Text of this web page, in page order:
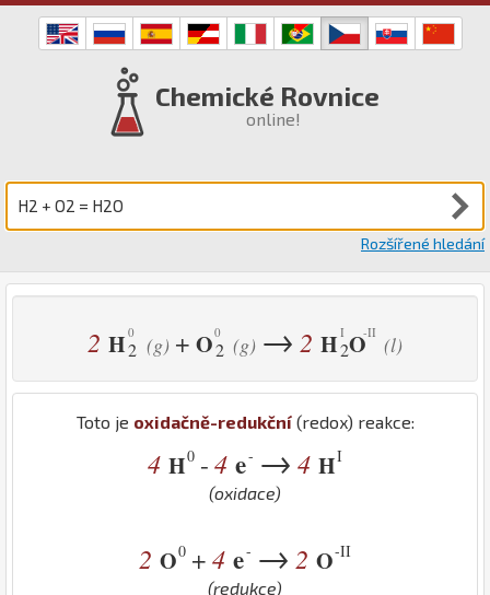
Chemické Rovnice
online!
Rozšířené hledání
2 H2 (g) + O2 (g) → 2 H2O (l)
Toto je oxidačně-redukční(redox) reakce:
4 H0 - 4 e- → 4 HI
(oxidace)
2 O0 + 4 e- → 2 O-II
(redukce)